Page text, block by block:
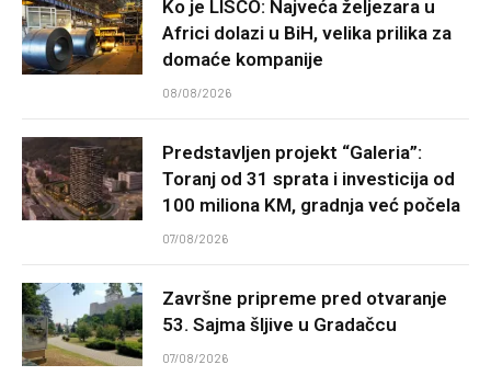
Ko je LISCO: Najveća željezara u
Africi dolazi u BiH, velika prilika za
domaće kompanije
08/08/2026
Predstavljen projekt “Galeria”:
Toranj od 31 sprata i investicija od
100 miliona KM, gradnja već počela
07/08/2026
Završne pripreme pred otvaranje
53. Sajma šljive u Gradačcu
07/08/2026